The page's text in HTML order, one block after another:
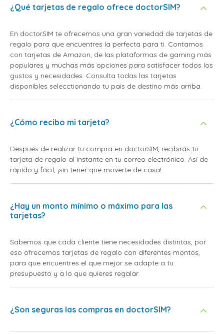
¿Qué tarjetas de regalo ofrece doctorSIM?
En doctorSIM te ofrecemos una gran variedad de tarjetas de
regalo para que encuentres la perfecta para ti. Contamos
con tarjetas de Amazon, de las plataformas de gaming más
populares y muchas más opciones para satisfacer todos los
gustos y necesidades. Consulta todas las tarjetas
disponibles selecctionando tu pais de destino más arriba.
¿Cómo recibo mi tarjeta?
Después de realizar tu compra en doctorSIM, recibirás tu
tarjeta de regalo al instante en tu correo electrónico. Así de
rápido y fácil, ¡sin tener que moverte de casa!
¿Hay un monto mínimo o máximo para las
tarjetas?
Sabemos que cada cliente tiene necesidades distintas, por
eso ofrecemos tarjetas de regalo con diferentes montos,
para que encuentres el que mejor se adapte a tu
presupuesto y a lo que quieres regalar.
¿Son seguras las compras en doctorSIM?